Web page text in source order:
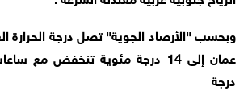
وبحسب "الأرصاد الجوية" تصل درجة الحرارة
درجة